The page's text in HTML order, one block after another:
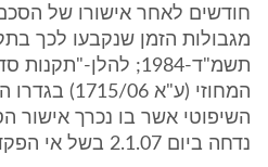
חודשים לאחר אישורו של
מגבולות הזמן שנקבעו לכך
תשמ"ד-1984; להלן-
המחוזי (ע"א
השיפוטי אשר בו נכרך אישור
נדחה ביום 2.1.07 בשל אי הפקדת עירבון.